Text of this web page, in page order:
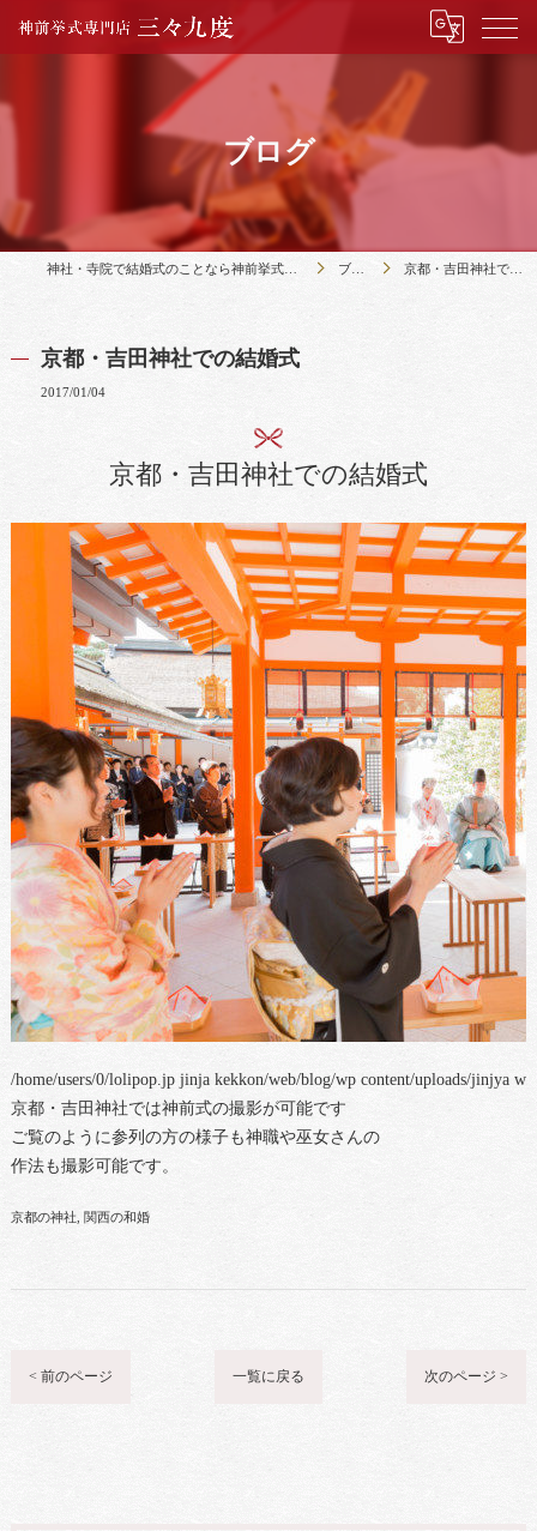
ブログ
神社・寺院で結婚式のことなら神前挙式専門店三々九度 ブログ 京都・吉田神社での結婚式
京都・吉田神社での結婚式
2017/01/04
京都・吉田神社での結婚式
/home/users/0/lolipop.jp jinja kekkon/web/blog/wp content/uploads/jinjya
京都・吉田神社では神前式の撮影が可能です
ご覧のように参列の方の様子も神職や巫女さんの
作法も撮影可能です。
京都の神社 関西の和婚
< 前のページ 一覧に戻る 次のページ >